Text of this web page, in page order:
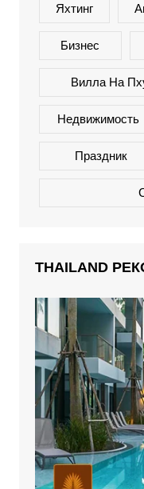
Яхтинг
Бизнес
Вилла На
Недвижимость
Праздник
THAILAND